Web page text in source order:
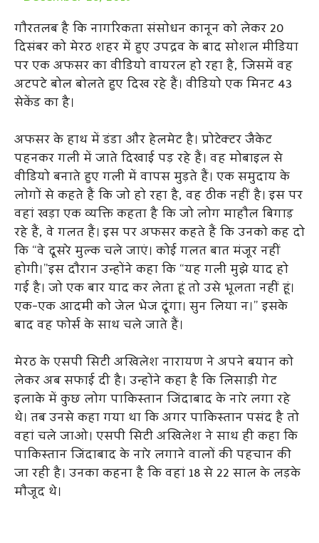
गौरतलब है कि नागरिकता संसोधन कानून को लेकर 20
दिसंबर को मेरठ शहर में हुए उपद्रव के बाद सोशल मीडिया
पर एक अफसर का वीडियो वायरल हो रहा है, जिसमें वह
अटपटे बोल बोलते हुए दिख रहे हैं। वीडियो एक मिनट 43
सेकेंड का है।
अफसर के हाथ में डंडा और हेलमेट है। प्रोटेक्टर जैकेट
पहनकर गली में जाते दिखाई पड़ रहे हैं। वह मोबाइल से
वीडियो बनाते हुए गली में वापस मुड़ते हैं। एक समुदाय के
लोगों से कहते हैं कि जो हो रहा है, वह ठीक नहीं है। इस पर
वहां खड़ा एक व्यक्ति कहता है कि जो लोग माहौल बिगाड़
रहे हैं, वे गलत हैं। इस पर अफसर कहते हैं कि उनको कह दो
कि “वे दूसरे मुल्क चले जाएं। कोई गलत बात मंजूर नहीं
होगी।”इस दौरान उन्होंने कहा कि “यह गली मुझे याद हो
गई है। जो एक बार याद कर लेता हूं तो उसे भूलता नहीं हूं।
एक-एक आदमी को जेल भेज दूंगा। सुन लिया न।” इसके
बाद वह फोर्स के साथ चले जाते हैं।
मेरठ के एसपी सिटी अखिलेश नारायण ने अपने बयान को
लेकर अब सफाई दी है। उन्होंने कहा है कि लिसाड़ी गेट
इलाके में कुछ लोग पाकिस्तान जिंदाबाद के नारे लगा रहे
थे। तब उनसे कहा गया था कि अगर पाकिस्तान पसंद है तो
वहां चले जाओ। एसपी सिटी अखिलेश ने साथ ही कहा कि
पाकिस्तान जिंदाबाद के नारे लगाने वालों की पहचान की
जा रही है। उनका कहना है कि वहां 18 से 22 साल के लड़के
मौजूद थे।